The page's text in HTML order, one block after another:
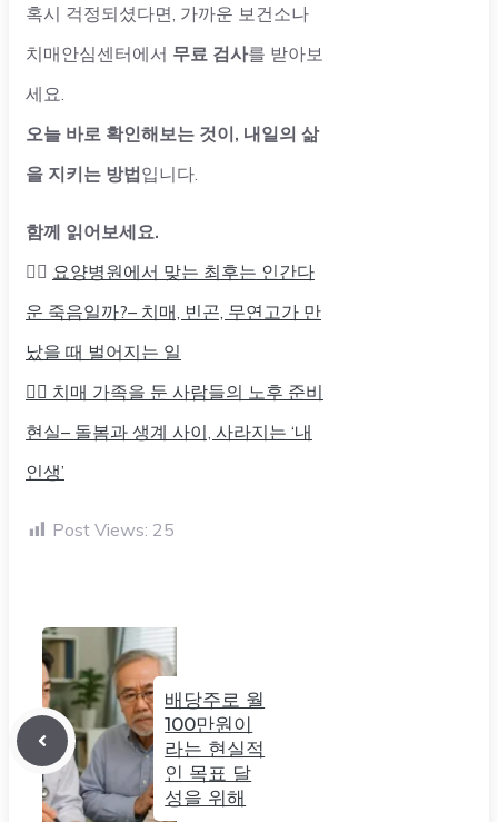
혹시 걱정되셨다면, 가까운 보건소나
치매안심센터에서 무료 검사를 받아보
세요.
오늘 바로 확인해보는 것이, 내일의 삶
을 지키는 방법입니다.
함께 읽어보세요.
👉🏻 요양병원에서 맞는 최후는 인간다
운 죽음일까?– 치매, 빈곤, 무연고가 만
났을 때 벌어지는 일
👉🏻 치매 가족을 둔 사람들의 노후 준비
현실– 돌봄과 생계 사이, 사라지는 ‘내
인생’
Post Views: 25
배당주로 월
100만원이
라는 현실적
인 목표 달
성을 위해